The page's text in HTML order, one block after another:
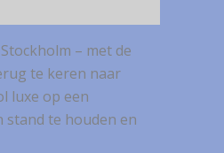
– met de
te keren naar
luxe op een
stand te houden en